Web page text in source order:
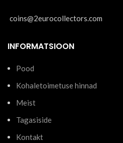
coins@2eurocollectors.com
INFORMATSIOON
Pood
Kohaletoimetuse hinnad
Meist
Tagasiside
Kontakt